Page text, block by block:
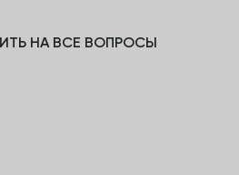
НА ВСЕ ВОПРОСЫ